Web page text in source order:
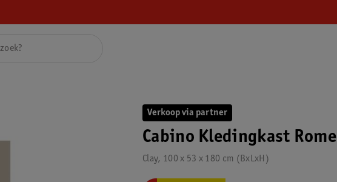
Verkoop via partner
Cabino Kledingkast Rome
Clay, 100 x 53 x 180 cm (BxLxH)